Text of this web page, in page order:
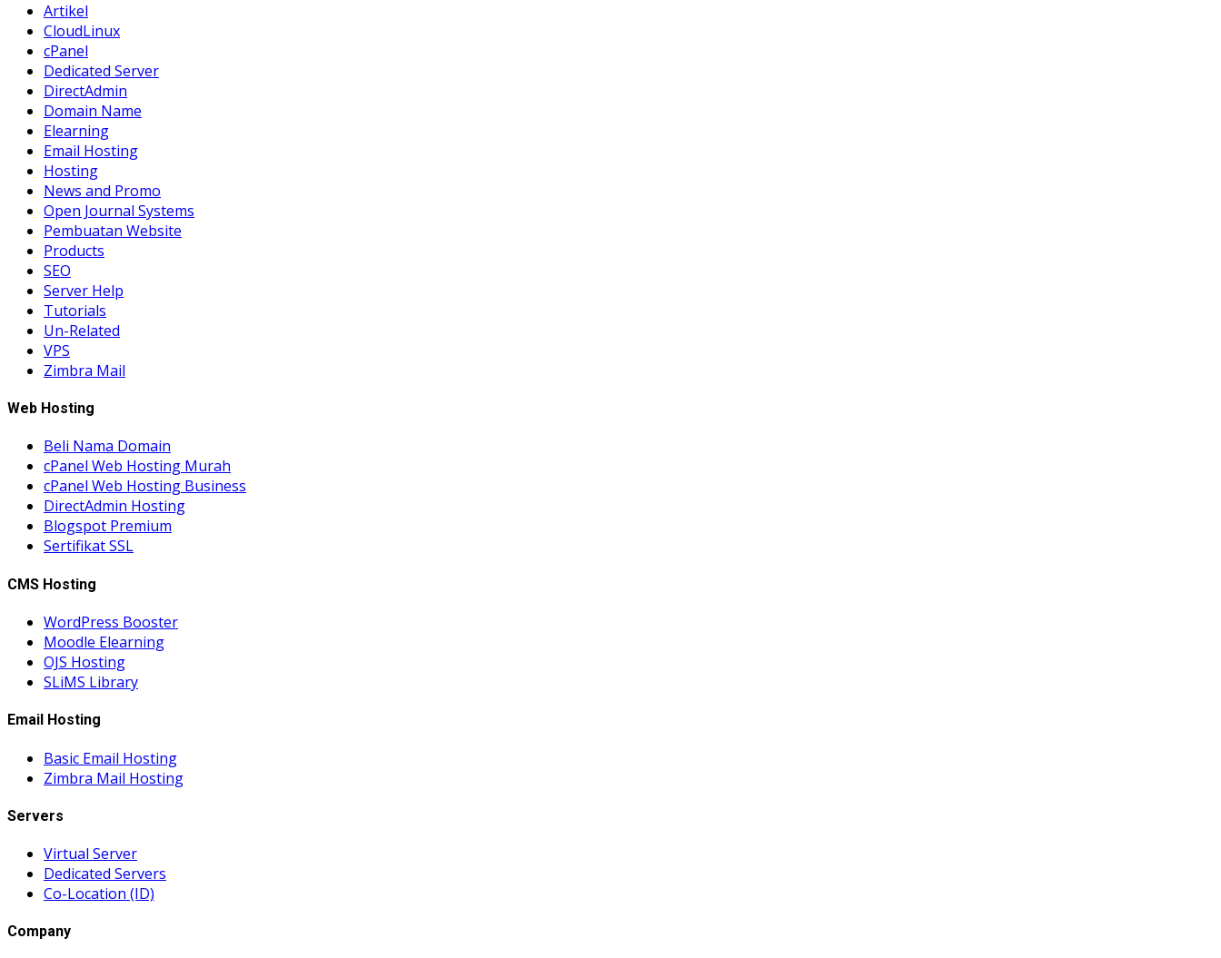
Artikel
CloudLinux
cPanel
Dedicated Server
DirectAdmin
Domain Name
Elearning
Email Hosting
Hosting
News and Promo
Open Journal Systems
Pembuatan Website
Products
SEO
Server Help
Tutorials
Un-Related
VPS
Zimbra Mail
Web Hosting
Beli Nama Domain
cPanel Web Hosting Murah
cPanel Web Hosting Business
DirectAdmin Hosting
Blogspot Premium
Sertifikat SSL
CMS Hosting
WordPress Booster
Moodle Elearning
OJS Hosting
SLiMS Library
Email Hosting
Basic Email Hosting
Zimbra Mail Hosting
Servers
Virtual Server
Dedicated Servers
Co-Location (ID)
Company